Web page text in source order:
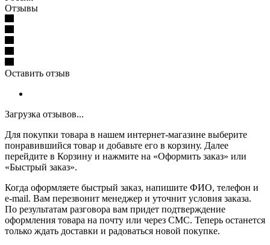
Отзывы
Оставить отзыв
Загрузка отзывов...
Для покупки товара в нашем интернет-магазине выберите
понравившийся товар и добавьте его в корзину. Далее
перейдите в Корзину и нажмите на «Оформить заказ» или
«Быстрый заказ».
Когда оформляете быстрый заказ, напишите ФИО, телефон и
e-mail. Вам перезвонит менеджер и уточнит условия заказа.
По результатам разговора вам придет подтверждение
оформления товара на почту или через СМС. Теперь останется
только ждать доставки и радоваться новой покупке.